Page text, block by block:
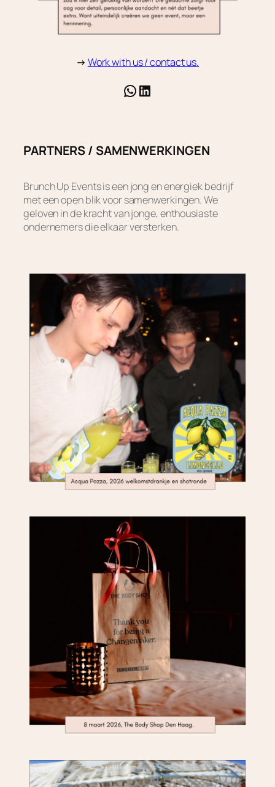
→ Work with us / contact us.
WhatsApp
LinkedIn
PARTNERS / SAMENWERKINGEN
Brunch Up Events is een jong en energiek bedrijf
met een open blik voor samenwerkingen. We
geloven in de kracht van jonge, enthousiaste
ondernemers die elkaar versterken.